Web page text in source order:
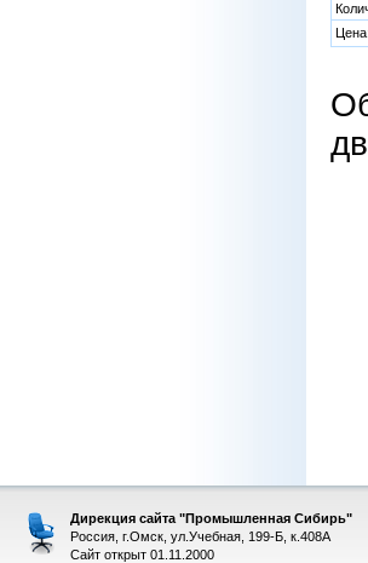
Цена:
Дирекция сайта "Промышленная Сибирь"
Россия, г.Омск, ул.Учебная, 199-Б, к.408А
Сайт открыт 01.11.2000